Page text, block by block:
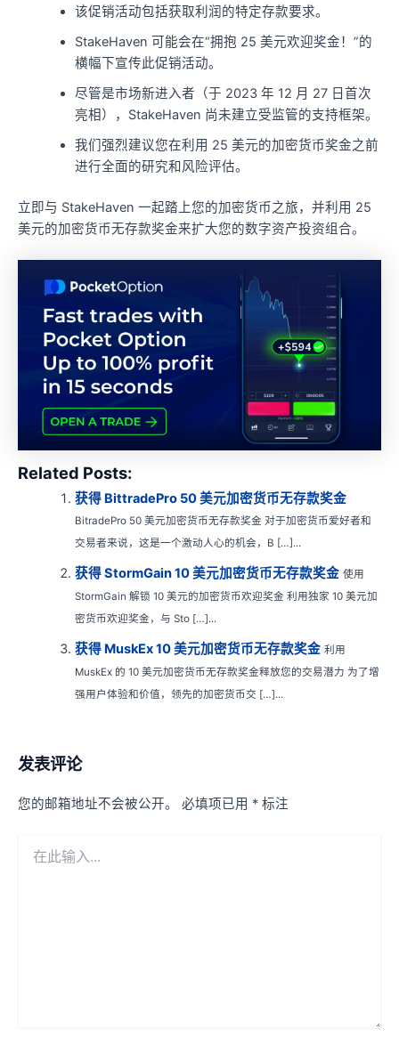
该促销活动包括获取利润的特定存款要求。
StakeHaven 可能会在“拥抱 25 美元欢迎奖金！”的
横幅下宣传此促销活动。
尽管是市场新进入者（于 2023 年 12 月 27 日首次
亮相），StakeHaven 尚未建立受监管的支持框架。
我们强烈建议您在利用 25 美元的加密货币奖金之前
进行全面的研究和风险评估。
立即与 StakeHaven 一起踏上您的加密货币之旅，并利用 25
美元的加密货币无存款奖金来扩大您的数字资产投资组合。
Related Posts:
获得 BittradePro 50 美元加密货币无存款奖金
BitradePro 50 美元加密货币无存款奖金 对于加密货币爱好者和
交易者来说，这是一个激动人心的机会，B […]...
获得 StormGain 10 美元加密货币无存款奖金 使用
StormGain 解锁 10 美元的加密货币欢迎奖金 利用独家 10 美元加
密货币欢迎奖金，与 Sto […]...
获得 MuskEx 10 美元加密货币无存款奖金 利用
MuskEx 的 10 美元加密货币无存款奖金释放您的交易潜力 为了增
强用户体验和价值，领先的加密货币交 […]...
发表评论
您的邮箱地址不会被公开。 必填项已用 * 标注